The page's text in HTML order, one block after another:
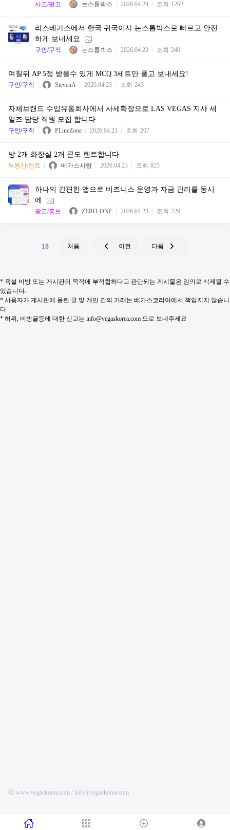
사고/팔고 논스톱박스 2026.04.24 조회 1262
라스베가스에서 한국 귀국이사 논스톱박스로 빠르고 안전
하게 보내세요
구인/구직 논스톱박스 2026.04.23 조회 240
며칠뒤 AP 5점 받을수 있게 MCQ 3세트만 풀고 보내세요!
구인/구직 StevenA 2026.04.23 조회 243
자체브랜드 수입유통회사에서 사세확장으로 LAS VEGAS 지사 세
일즈 담당 직원 모집 합니다
구인/구직 PLineZone 2026.04.23 조회 267
방 2개 화장실 2개 콘도 렌트합니다
부동산/렌트 베가스사람 2026.04.23 조회 825
하나의 간편한 앱으로 비즈니스 운영과 자금 관리를 동시
에
광고/홍보 ZERO-ONE 2026.04.23 조회 229
18 처음 이전 다음
* 욕설 비방 또는 게시판의 목적에 부적합하다고 판단되는 게시물은 임의로 삭제될 수
있습니다.
* 사용자가 게시판에 올린 글 및 개인 간의 거래는 베가스코리아에서 책임지지 않습니
다.
* 허위, 비방글등에 대한 신고는 info@vegaskorea.com 으로 보내주세요
ⓒ www.vegaskorea.com / info@vegaskorea.com